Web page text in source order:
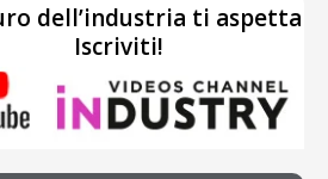
dell’industria ti aspetta
Iscriviti!